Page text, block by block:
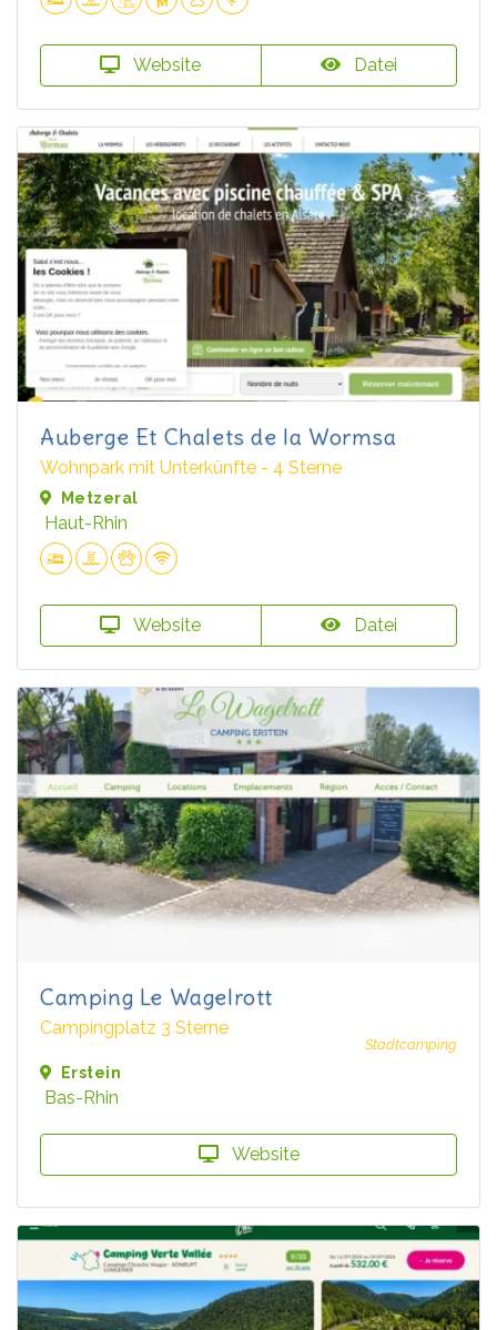
Website Datei
Auberge Et Chalets de la Wormsa
Wohnpark mit Unterkünfte - 4 Sterne
Metzeral
Haut-Rhin
Website Datei
Camping Le Wagelrott
Campingplatz 3 Sterne
Stadtcamping
Erstein
Bas-Rhin
Website